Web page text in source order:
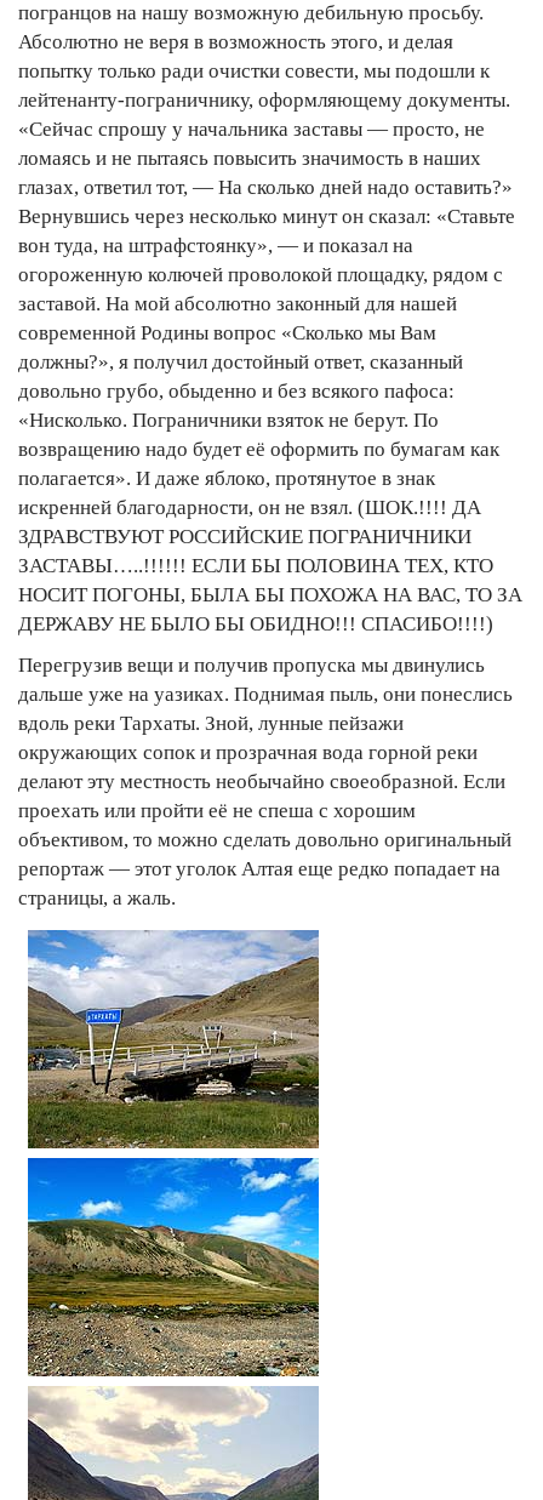
погранцов на нашу возможную дебильную просьбу.
Абсолютно не веря в возможность этого, и делая
попытку только ради очистки совести, мы подошли к
лейтенанту-пограничнику, оформляющему документы.
«Сейчас спрошу у начальника заставы — просто, не
ломаясь и не пытаясь повысить значимость в наших
глазах, ответил тот, — На сколько дней надо оставить?»
Вернувшись через несколько минут он сказал: «Ставьте
вон туда, на штрафстоянку», — и показал на
огороженную колючей проволокой площадку, рядом с
заставой. На мой абсолютно законный для нашей
современной Родины вопрос «Сколько мы Вам
должны?», я получил достойный ответ, сказанный
довольно грубо, обыденно и без всякого пафоса:
«Нисколько. Пограничники взяток не берут. По
возвращению надо будет её оформить по бумагам как
полагается». И даже яблоко, протянутое в знак
искренней благодарности, он не взял. (ШОК.!!!! ДА
ЗДРАВСТВУЮТ РОССИЙСКИЕ ПОГРАНИЧНИКИ
ЗАСТАВЫ…..!!!!!! ЕСЛИ БЫ ПОЛОВИНА ТЕХ, КТО
НОСИТ ПОГОНЫ, БЫЛА БЫ ПОХОЖА НА ВАС, ТО ЗА
ДЕРЖАВУ НЕ БЫЛО БЫ ОБИДНО!!! СПАСИБО!!!!)
Перегрузив вещи и получив пропуска мы двинулись
дальше уже на уазиках. Поднимая пыль, они понеслись
вдоль реки Тархаты. Зной, лунные пейзажи
окружающих сопок и прозрачная вода горной реки
делают эту местность необычайно своеобразной. Если
проехать или пройти её не спеша с хорошим
объективом, то можно сделать довольно оригинальный
репортаж — этот уголок Алтая еще редко попадает на
страницы, а жаль.